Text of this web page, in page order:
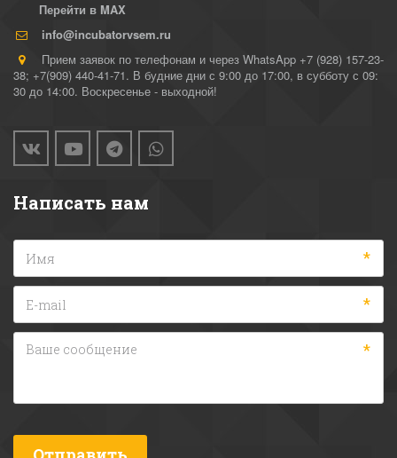
Перейти в MAX
info@incubatorvsem.ru
Прием заявок по телефонам и через WhatsApp +7 (928) 157-23-
38; +7(909) 440-41-71. В будние дни с 9:00 до 17:00, в субботу с 09:
30 до 14:00. Воскресенье - выходной!
Написать нам
*
*
*